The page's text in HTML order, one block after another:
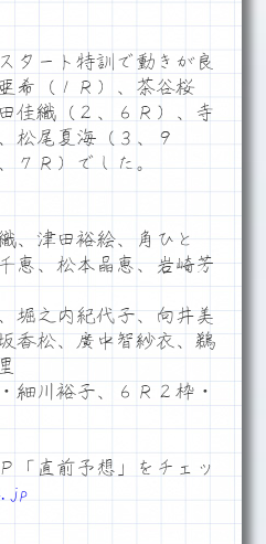
タート特訓で動きが良
希（１Ｒ）、茶谷桜
佳織（２、６Ｒ）、寺
松尾夏海（３、９
７Ｒ）でした。
、津田裕絵、角ひと
恵、松本晶恵、岩崎芳
堀之内紀代子、向井美
香松、廣中智紗衣、鵜
細川裕子、６Ｒ２枠・
「直前予想」をチェッ